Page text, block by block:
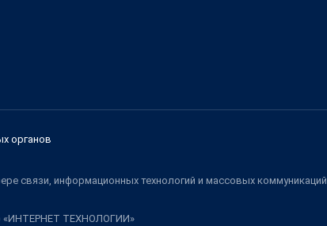
органов
связи, информационных технологий и массовых коммуникаций
«ИНТЕРНЕТ ТЕХНОЛОГИИ»